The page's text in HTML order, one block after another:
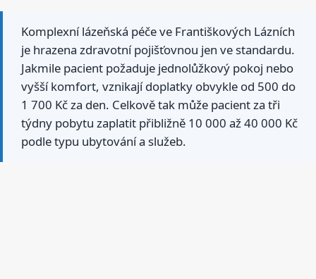
Komplexní lázeňská péče ve Františkových Lázních
je hrazena zdravotní pojišťovnou jen ve standardu.
Jakmile pacient požaduje jednolůžkový pokoj nebo
vyšší komfort, vznikají doplatky obvykle od 500 do
1 700 Kč za den. Celkově tak může pacient za tři
týdny pobytu zaplatit přibližně 10 000 až 40 000 Kč
podle typu ubytování a služeb.